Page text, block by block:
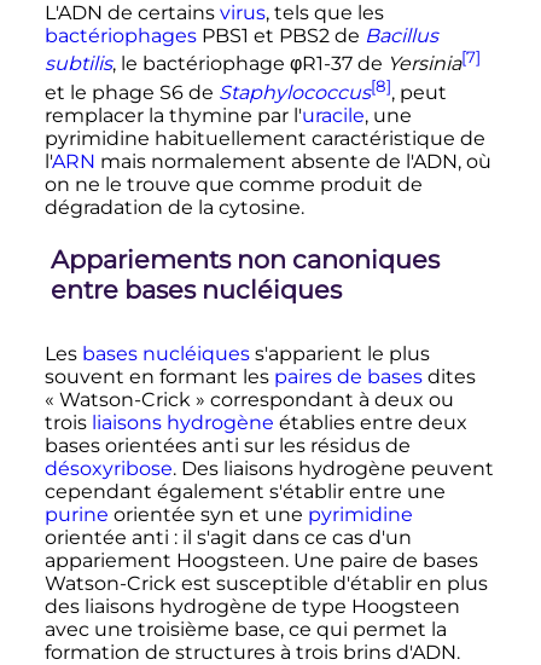
L'ADN de certains virus, tels que les
bactériophagesPBS1 et PBS2 de Bacillus
subtilis, le bactériophage φR1-37 de Yersinia[7]
et le phage S6 de Staphylococcus[8], peut
remplacer la thymine par l'uracile, une
pyrimidine habituellement caractéristique de
l'ARN mais normalement absente de l'ADN, où
on ne le trouve que comme produit de
dégradation de la cytosine.
Appariements non canoniques
entre bases nucléiques
Les bases nucléiquess'apparient le plus
souvent en formant les paires de basesdites
« Watson-Crick » correspondant à deux ou
trois liaisons hydrogène établies entre deux
bases orientées anti sur les résidus de
désoxyribose. Des liaisons hydrogène peuvent
cependant également s'établir entre une
purine orientée syn et une pyrimidine
orientée anti : il s'agit dans ce cas d'un
appariement Hoogsteen. Une paire de bases
Watson-Crick est susceptible d'établir en plus
des liaisons hydrogène de type Hoogsteen
avec une troisième base, ce qui permet la
formation de structures à trois brins d'ADN.